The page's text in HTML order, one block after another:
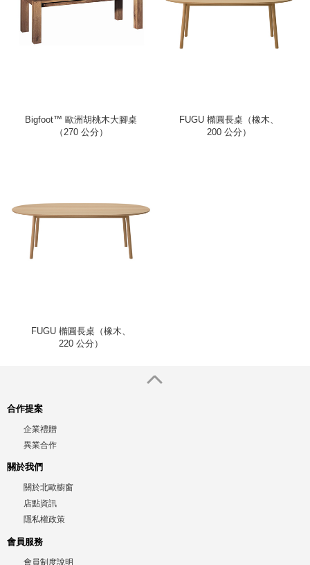
Bigfoot™ 歐洲胡桃木大腳桌
（270 公分）
FUGU 橢圓長桌（橡木、
200 公分）
FUGU 橢圓長桌（橡木、
220 公分）
合作提案
企業禮贈
異業合作
關於我們
關於北歐櫥窗
店點資訊
隱私權政策
會員服務
會員制度說明